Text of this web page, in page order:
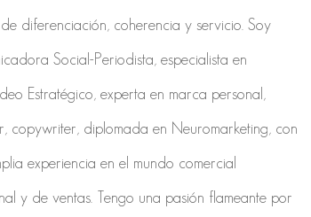
de diferenciación, coherencia y servicio. Soy
Social-Periodista, especialista en
Estratégico, experta en marca personal,
copywriter, diplomada en Neuromarketing, con
experiencia en el mundo comercial
y de ventas. Tengo una pasión flameante por